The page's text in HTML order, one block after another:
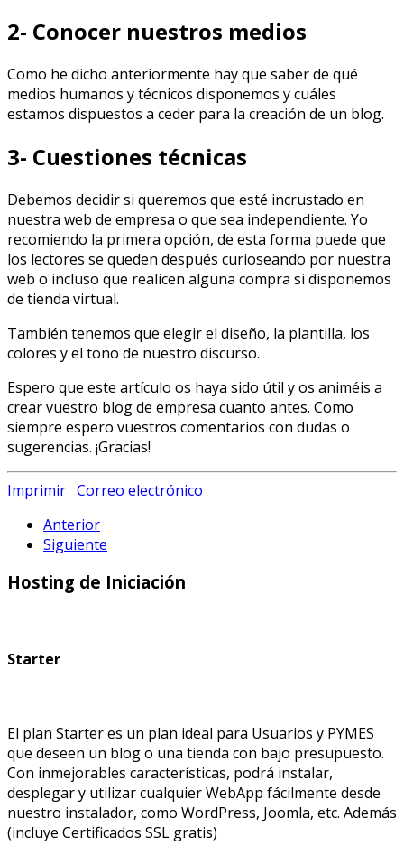
2- Conocer nuestros medios
Como he dicho anteriormente hay que saber de qué
medios humanos y técnicos disponemos y cuáles
estamos dispuestos a ceder para la creación de un blog.
3- Cuestiones técnicas
Debemos decidir si queremos que esté incrustado en
nuestra web de empresa o que sea independiente. Yo
recomiendo la primera opción, de esta forma puede que
los lectores se queden después curioseando por nuestra
web o incluso que realicen alguna compra si disponemos
de tienda virtual.
También tenemos que elegir el diseño, la plantilla, los
colores y el tono de nuestro discurso.
Espero que este artículo os haya sido útil y os animéis a
crear vuestro blog de empresa cuanto antes. Como
siempre espero vuestros comentarios con dudas o
sugerencias. ¡Gracias!
Imprimir Correo electrónico
Anterior
Siguiente
Hosting de Iniciación
Starter
El plan Starter es un plan ideal para Usuarios y PYMES
que deseen un blog o una tienda con bajo presupuesto.
Con inmejorables características, podrá instalar,
desplegar y utilizar cualquier WebApp fácilmente desde
nuestro instalador, como WordPress, Joomla, etc. Además
(incluye Certificados SSL gratis)